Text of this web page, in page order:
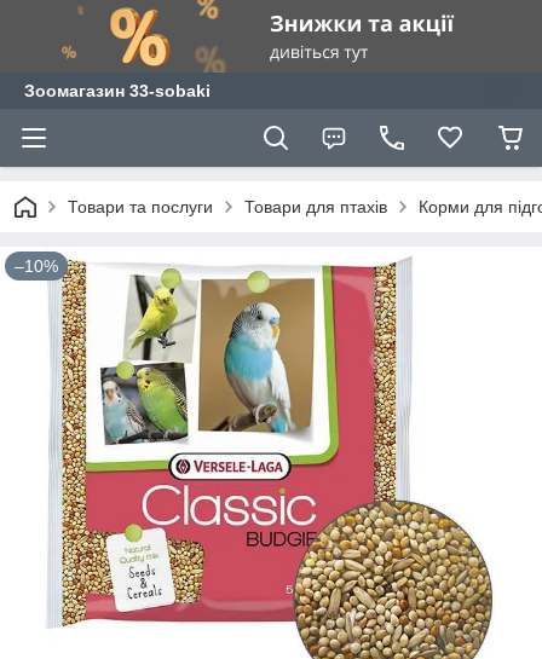
Зоомагазин 33-sobaki
Товари та послуги Товари для птахів Корми для
–10%